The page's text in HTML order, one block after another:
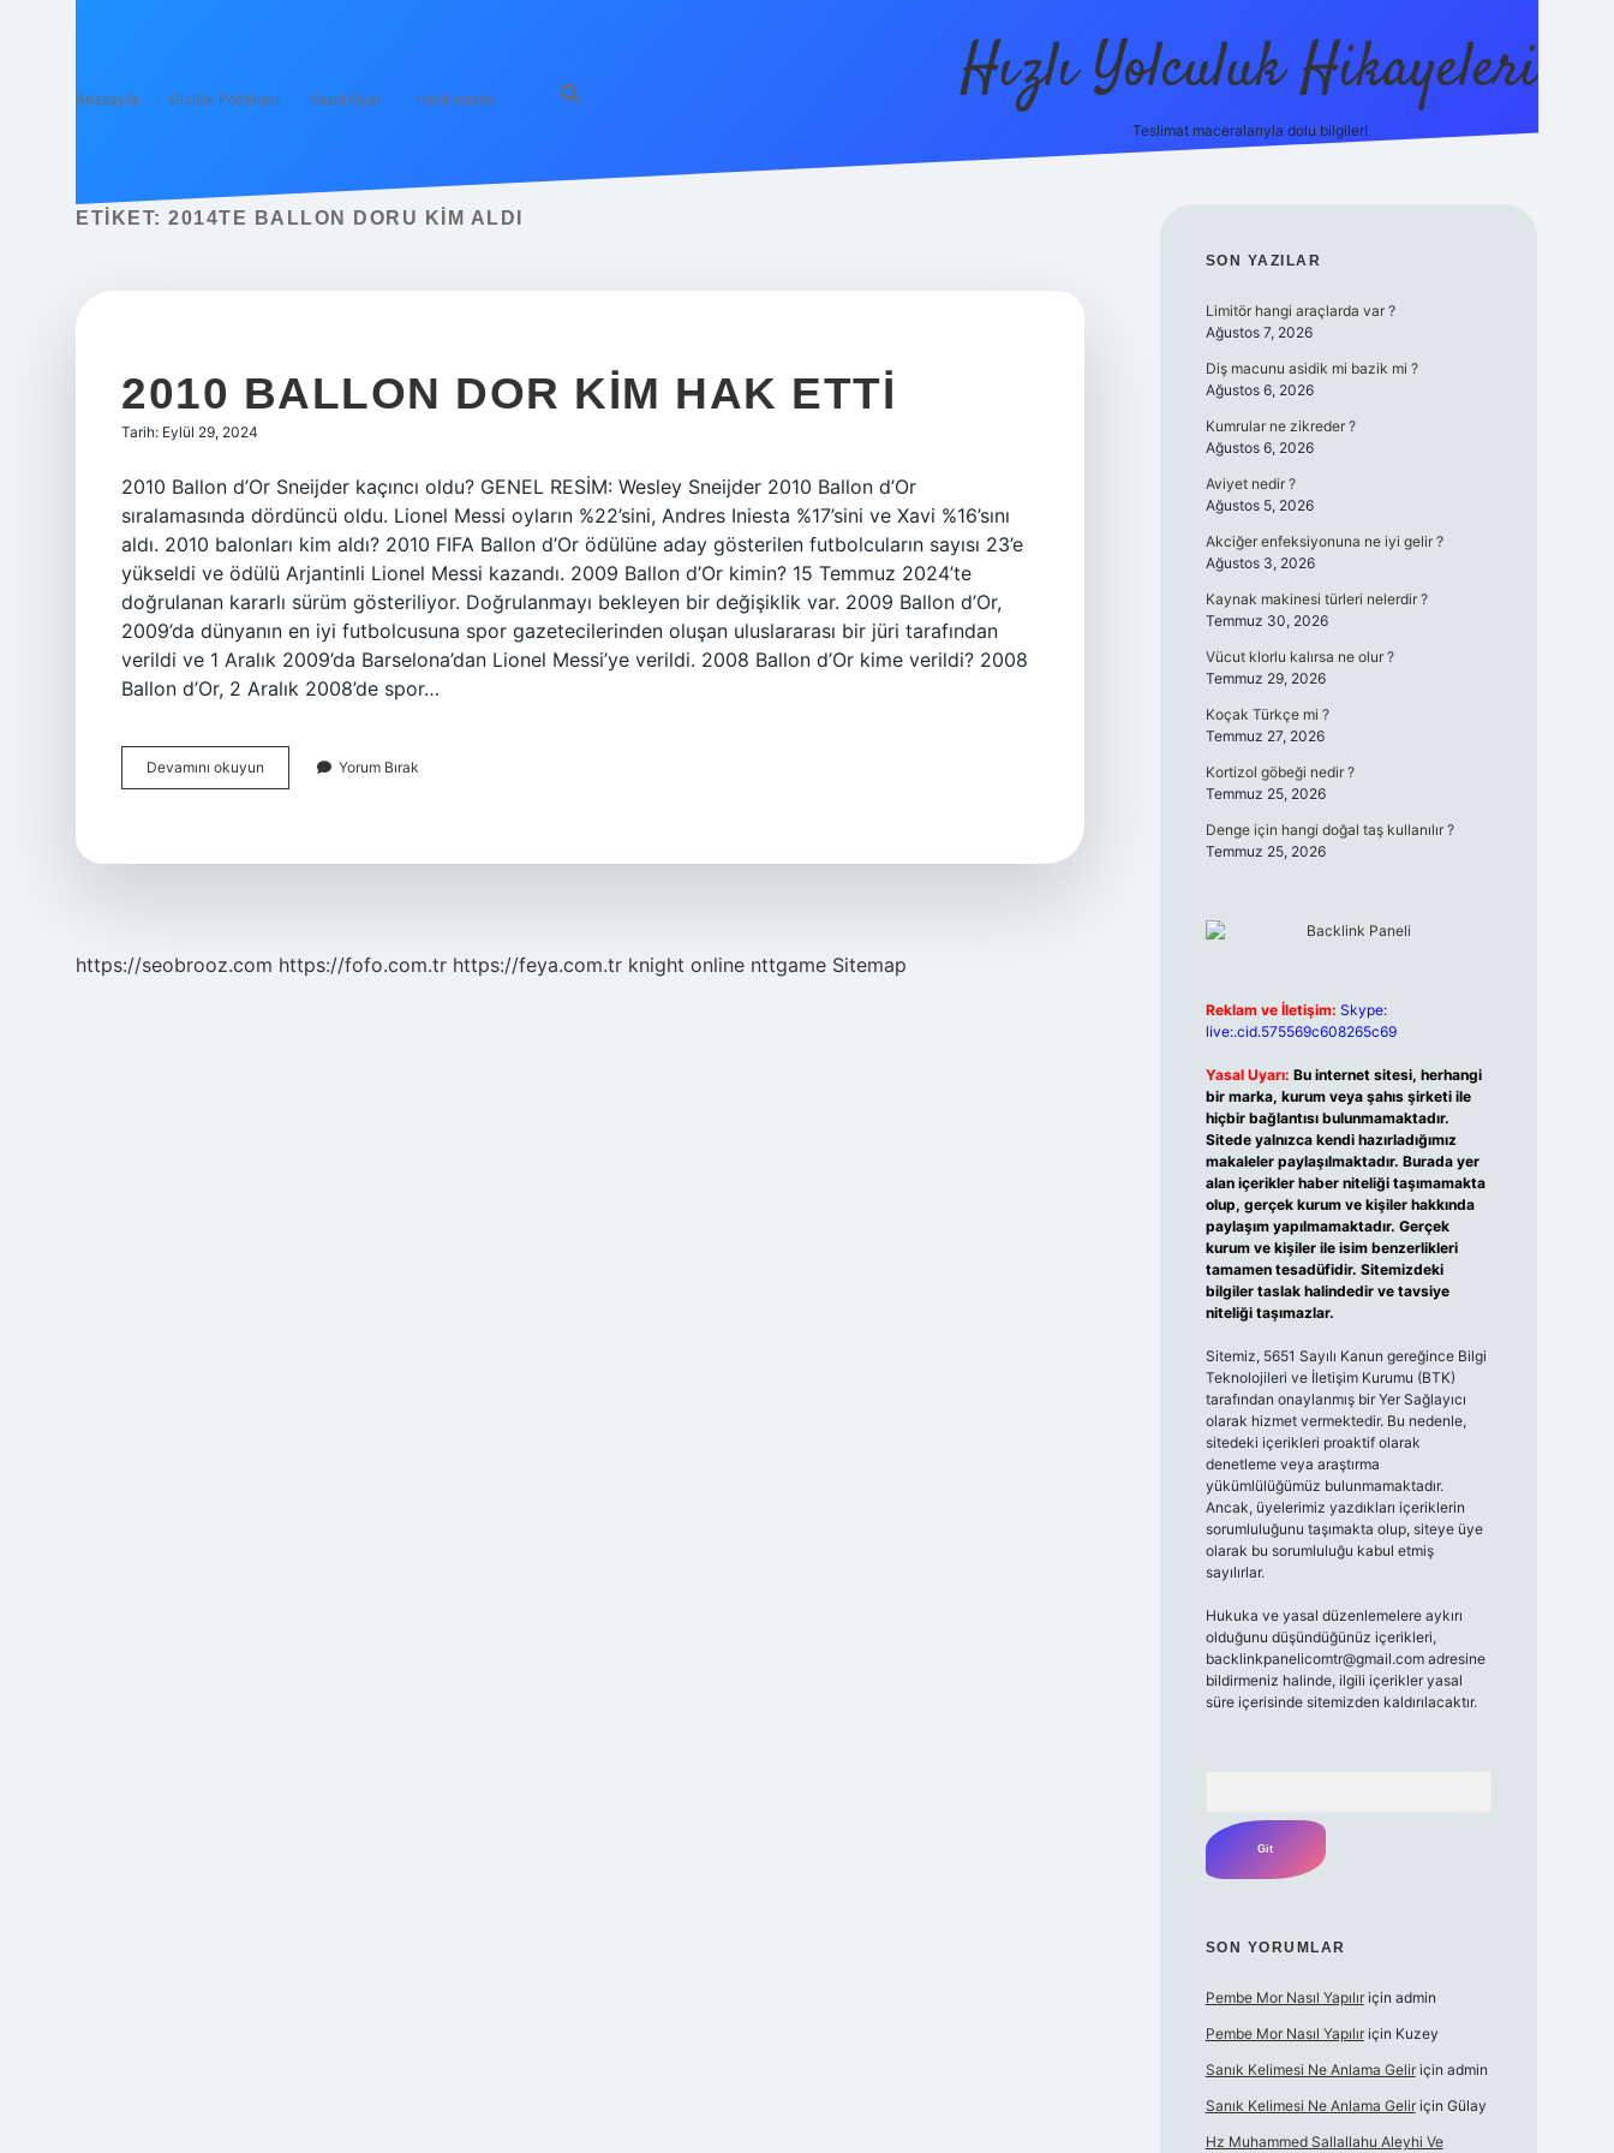
Anasayfa Gizlilik Politikası Yasal Uyarı Hakkımızda Hızlı Yolculuk Hikayeleri
Teslimat maceralarıyla dolu bilgiler!
ETIKET: 2014TE BALLON DORU KIM ALDI
2010 BALLON DOR KIM HAK ETTI
Tarih: Eylül 29, 2024
2010 Ballon d’Or Sneijder kaçıncı oldu? GENEL RESİM: Wesley Sneijder 2010 Ballon d’Or
sıralamasında dördüncü oldu. Lionel Messi oyların %22’sini, Andres Iniesta %17’sini ve Xavi %16’sını
aldı. 2010 balonları kim aldı? 2010 FIFA Ballon d’Or ödülüne aday gösterilen futbolcuların sayısı 23’e
yükseldi ve ödülü Arjantinli Lionel Messi kazandı. 2009 Ballon d’Or kimin? 15 Temmuz 2024’te
doğrulanan kararlı sürüm gösteriliyor. Doğrulanmayı bekleyen bir değişiklik var. 2009 Ballon d’Or,
2009’da dünyanın en iyi futbolcusuna spor gazetecilerinden oluşan uluslararası bir jüri tarafından
verildi ve 1 Aralık 2009’da Barselona’dan Lionel Messi’ye verildi. 2008 Ballon d’Or kime verildi? 2008
Ballon d’Or, 2 Aralık 2008’de spor…
Devamını okuyun
Ballon
Yorum Bırak
https://seobrooz.com https://fofo.com.tr https://feya.com.tr knight online nttgame Sitemap
SIDEBAR
SON YAZILAR
Limitör hangi araçlarda var ?
Ağustos 7, 2026
Diş macunu asidik mi bazik mi ?
Ağustos 6, 2026
Kumrular ne zikreder ?
Ağustos 6, 2026
Aviyet nedir ?
Ağustos 5, 2026
Akciğer enfeksiyonuna ne iyi gelir ?
Ağustos 3, 2026
Kaynak makinesi türleri nelerdir ?
Temmuz 30, 2026
Vücut klorlu kalırsa ne olur ?
Temmuz 29, 2026
Koçak Türkçe mi ?
Temmuz 27, 2026
Kortizol göbeği nedir ?
Temmuz 25, 2026
Denge için hangi doğal taş kullanılır ?
Temmuz 25, 2026
Reklam ve İletişim: Skype:
live:.cid.575569c608265c69
Yasal Uyarı: Bu internet sitesi, herhangi
bir marka, kurum veya şahıs şirketi ile
hiçbir bağlantısı bulunmamaktadır.
Sitede yalnızca kendi hazırladığımız
makaleler paylaşılmaktadır. Burada yer
alan içerikler haber niteliği taşımamakta
olup, gerçek kurum ve kişiler hakkında
paylaşım yapılmamaktadır. Gerçek
kurum ve kişiler ile isim benzerlikleri
tamamen tesadüfidir. Sitemizdeki
bilgiler taslak halindedir ve tavsiye
niteliği taşımazlar.
Sitemiz, 5651 Sayılı Kanun gereğince Bilgi
Teknolojileri ve İletişim Kurumu (BTK)
tarafından onaylanmış bir Yer Sağlayıcı
olarak hizmet vermektedir. Bu nedenle,
sitedeki içerikleri proaktif olarak
denetleme veya araştırma
yükümlülüğümüz bulunmamaktadır.
Ancak, üyelerimiz yazdıkları içeriklerin
sorumluluğunu taşımakta olup, siteye üye
olarak bu sorumluluğu kabul etmiş
sayılırlar.
Hukuka ve yasal düzenlemelere aykırı
olduğunu düşündüğünüz içerikleri,
backlinkpanelicomtr@gmail.comadresine
bildirmeniz halinde, ilgili içerikler yasal
süre içerisinde sitemizden kaldırılacaktır.
SON YORUMLAR
Pembe Mor Nasıl Yapılıriçin admin
Pembe Mor Nasıl Yapılıriçin Kuzey
Sanık Kelimesi Ne Anlama Geliriçin admin
Sanık Kelimesi Ne Anlama Geliriçin Gülay
Hz Muhammed Sallallahu Aleyhi Ve